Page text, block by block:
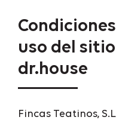
uso del
dr.house
Fincas Teatinos,